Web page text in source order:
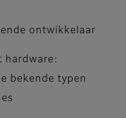
ontwikkelaar
hardware:
bekende typen